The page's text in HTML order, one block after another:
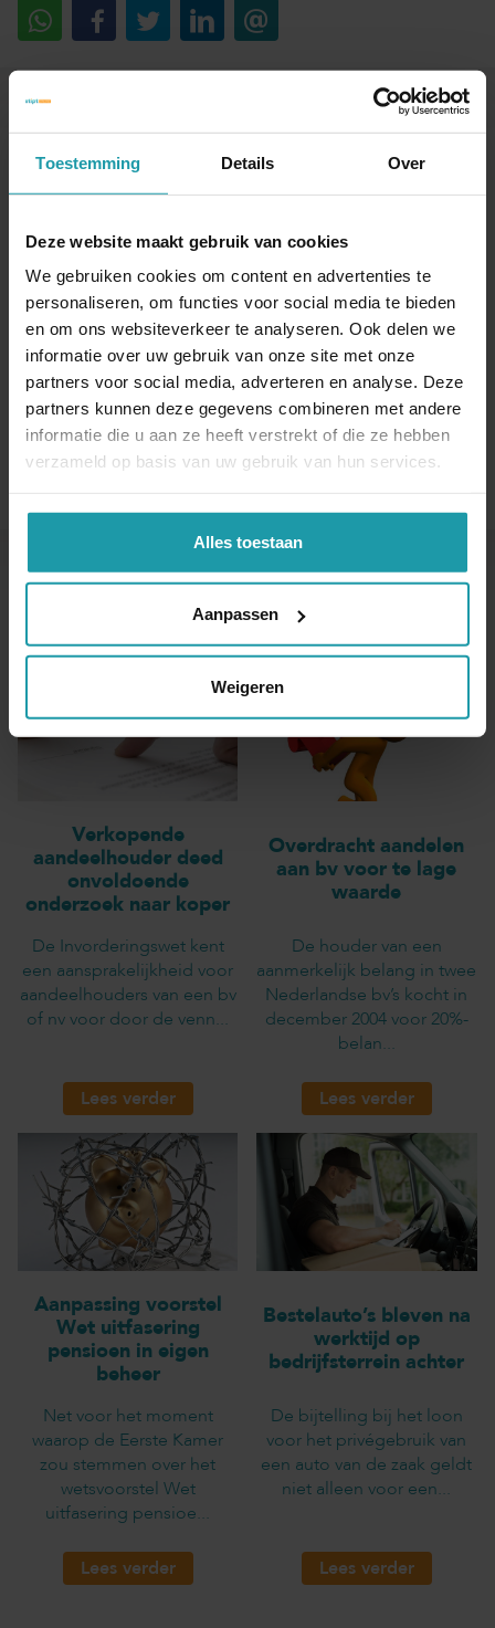
Toestemming Details Over
Deze website maakt gebruik van cookies
We gebruiken cookies om content en advertenties te
personaliseren, om functies voor social media te bieden
en om ons websiteverkeer te analyseren. Ook delen we
informatie over uw gebruik van onze site met onze
partners voor social media, adverteren en analyse. Deze
partners kunnen deze gegevens combineren met andere
informatie die u aan ze heeft verstrekt of die ze hebben
verzameld op basis van uw gebruik van hun services.
Alles toestaan
Aanpassen
Weigeren
Blijf op de hoogte van het financiële nieuws
Schrijf je hieronder in voor onze maandelijkse
mailing.
Naam*
E-mail adres*
Andere interessante artikelen
Verkopende
aandeelhouder deed
onvoldoende
onderzoek naar koper
De Invorderingswet kent
een aansprakelijkheid voor
aandeelhouders van een bv
of nv voor door de venn...
Lees verder
Overdracht aandelen
aan bv voor te lage
waarde
De houder van een
aanmerkelijk belang in twee
Nederlandse bv’s kocht in
december 2004 voor 20%-
belan...
Lees verder
Aanpassing voorstel
Wet uitfasering
pensioen in eigen
beheer
Net voor het moment
waarop de Eerste Kamer
zou stemmen over het
wetsvoorstel Wet
uitfasering pensioe...
Lees verder
Bestelauto’s bleven na
werktijd op
bedrijfsterrein achter
De bijtelling bij het loon
voor het privégebruik van
een auto van de zaak geldt
niet alleen voor een...
Lees verder